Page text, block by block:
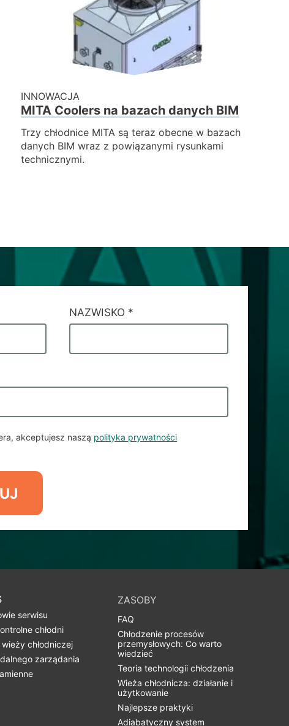
INNOWACJA
MITA Coolers na bazach danych BIM
Trzy chłodnice MITA są teraz obecne w bazach
danych BIM wraz z powiązanymi rysunkami
technicznymi.
NAZWISKO *
akceptujesz naszą polityka prywatności
serwisu
chłodni
chłodniczej
zarządania
ZASOBY
FAQ
Chłodzenie procesów
przemysłowych: Co warto
wiedzieć
Teoria technologii chłodzenia
Wieża chłodnicza: działanie i
użytkowanie
Najlepsze praktyki
Adiabatyczny system